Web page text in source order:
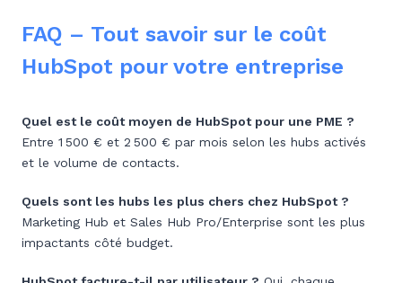
FAQ – Tout savoir sur le coût
HubSpot pour votre entreprise
Quel est le coût moyen de HubSpot pour une PME ?
Entre 1 500 € et 2 500 € par mois selon les hubs activés
et le volume de contacts.
Quels sont les hubs les plus chers chez HubSpot ?
Marketing Hub et Sales Hub Pro/Enterprise sont les plus
impactants côté budget.